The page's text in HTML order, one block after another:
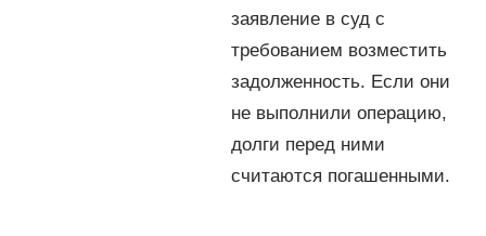
заявление в суд с
требованием возместить
задолженность. Если они
не выполнили операцию,
долги перед ними
считаются погашенными.